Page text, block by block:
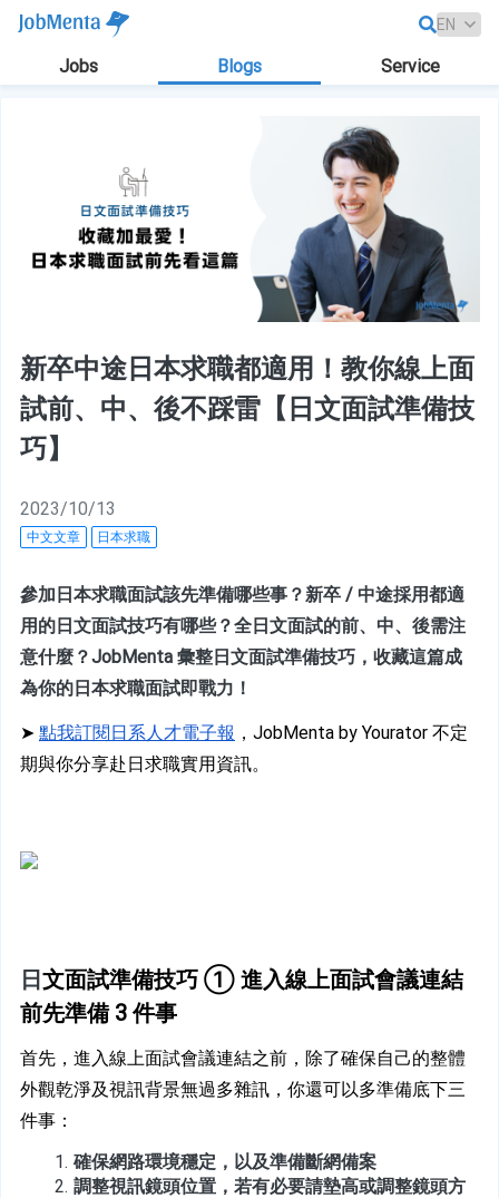
Jobs Blogs Service
新卒中途日本求職都適用！教你線上面
試前、中、後不踩雷【日文面試準備技
巧】
2023/10/13
中文文章 日本求職
參加日本求職面試該先準備哪些事？新卒 / 中途採用都適
用的日文面試技巧有哪些？全日文面試的前、中、後需注
意什麼？JobMenta 彙整日文面試準備技巧，收藏這篇成
為你的日本求職面試即戰力！
➤ 點我訂閱日系人才電子報 ，JobMenta by Yourator 不定
期與你分享赴日求職實用資訊。
日 文面試準備技巧 ① 進入線上面試會議連結
前先準備 3 件事
首先，進入線上面試會議連結之前，除了確保自己的整體
外觀乾淨及視訊背景無過多雜訊，你還可以多準備底下三
件事：
確保網路環境穩定，以及準備斷網備案
調整視訊鏡頭位置，若有必要請墊高或調整鏡頭方